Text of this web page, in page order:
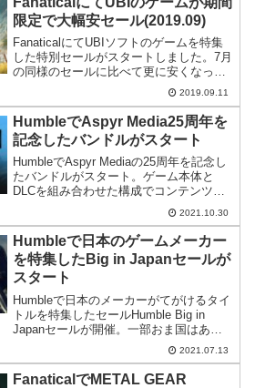
限定で大幅安セール(2019.09)
FanaticalにてUBIソフトのゲームを特集
した特別セールがスタートしました。7月
の同様のセールに比べて更に安くなった
もの、なぜか値引きが渋いものなどもあ
2019.09.11
HumbleでAspyr Media25周年を
記念したバンドルがスタート
HumbleでAspyr Mediaの25周年を記念し
たバンドルがスタート。ゲーム本体と
DLCを組み合わせた構成でコンテンツを
まとめて手に入れやすい構成になってい
2021.10.30
Humbleで日本のゲームメーカー
を特集したBig in Japanセールが
スタート
Humbleで日本のメーカーがてがけるタイ
トルを特集したセールHumble Big in
Japanセールが開催。一部おま国はあり
ますが総じて値引率も高いなかなかのセ
ールとなっています。Steamサマーセー
ルで買い逃しがあった方はチェックを。
2021.07.13
FanaticalでMETAL GEAR